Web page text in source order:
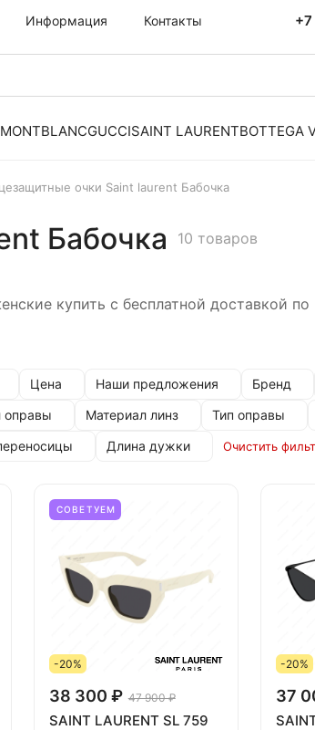
Информация Контакты
MONTBLANCGUCCISAINT LAURENTBOTTEGA
очки Saint laurent Бабочка
Бабочка 10 товаров
купить с бесплатной доставкой
Цена Наши предложения Бренд
оправы Материал линз Тип оправы
Длина дужки Очистить
СОВЕТУЕМ
-20%
38 300 ₽ 47 900 ₽
SAINT LAURENT SL 759
-20%
37